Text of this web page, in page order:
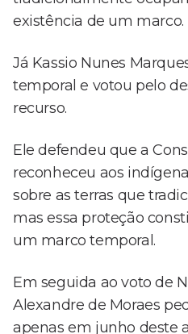
existência de um marco.
Já Kassio Nunes
temporal e votou pelo
recurso.
Ele defendeu que a
reconheceu aos
sobre as terras que
mas essa proteção
um marco temporal.
Em seguida ao voto de
Alexandre de Moraes
apenas em junho deste